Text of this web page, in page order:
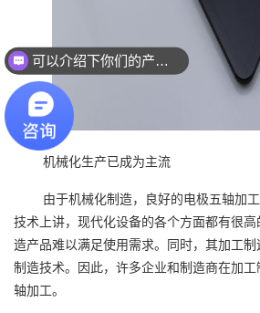
机械化生产已成为主流
由于机械化制造，良好的电极五轴加
技术上讲，现代化设备的各个方面都有很
造产品难以满足使用需求。同时，其加工
制造技术。因此，许多企业和制造商在加
轴加工。
可以介绍下你们的产品么？